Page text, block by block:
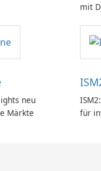
mit
neu
Märkte
für